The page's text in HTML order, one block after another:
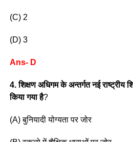
(C) 2
(D) 3
Ans- D
4. शिक्षण अधिगम के अन्तर्गत नई राष्ट्रीय
किया गया है?
(A) बुनियादी योग्यता पर जोर